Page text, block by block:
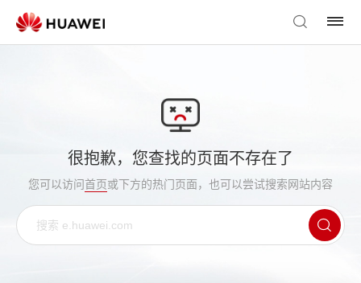
很抱歉，您查找的页面不存在了
您可以访问首页或下方的热门页面，也可以尝试搜索网站内容